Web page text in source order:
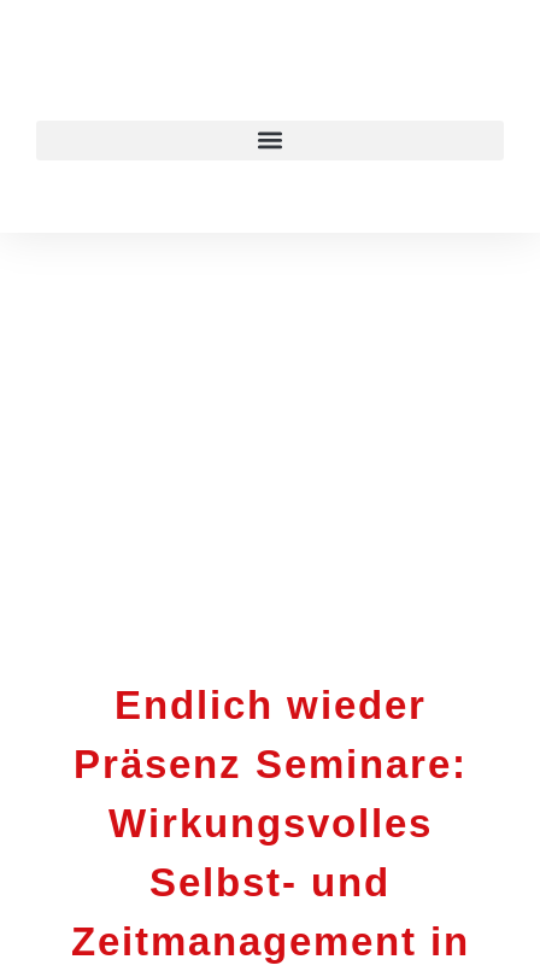
Endlich wieder
Präsenz Seminare:
Wirkungsvolles
Selbst- und
Zeitmanagement in